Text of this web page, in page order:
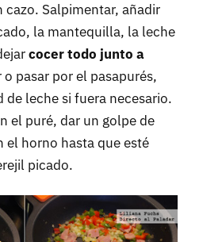
Salpimentar, añadir
la mantequilla, la leche
cocer todo junto a
o pasar por el pasapurés,
leche si fuera necesario.
el puré, dar un golpe de
el horno hasta que esté
picado.